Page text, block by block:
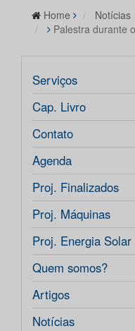
Home
Notícias
Palestra durante
Serviços
Cap. Livro
Contato
Agenda
Proj. Finalizados
Proj. Máquinas
Proj. Energia Solar
Quem somos?
Artigos
Notícias